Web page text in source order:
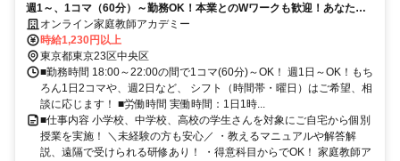
週1～、1コマ（60分）～勤務OK！本業とのWワークも歓迎！あなたの
指導を待っている生徒さんが全国で待っています！
オンライン家庭教師アカデミー
時給1,230円以上
東京都東京23区中央区
■勤務時間 18:00～22:00の間で1コマ(60分)～OK！ 週1日～OK！もち
ろん1日2コマや、週2日など、 シフト（時間帯・曜日）はご希望、相
談に応じます！ ■労働時間 実働時間：1日1時...
■仕事内容 小学校、中学校、高校の学生さんを対象にご自宅から個別
授業を実施！ ＼未経験の方も安心／ ・教えるマニュアルや解答解
説、遠隔で受けられる研修あり！ ・得意科目からでOK！ 家庭教師ア